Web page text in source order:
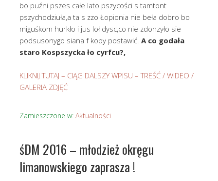
bo puźni pszes całe lato pszycości s tamtont
pszychodziuła,a ta s zzo Łopionia nie beła dobro bo
miguśkom hurkło i jus loł dysc,co nie zdonzyło sie
podsusonygo siana f kopy postawić. A co godała
staro Kospszycka ło cyrfcu?,
KLIKNIJ TUTAJ – CIĄG DALSZY WPISU – TREŚĆ / WIDEO /
GALERIA ZDJĘĆ
Zamieszczone w: Aktualności
śDM 2016 – młodzież okręgu
limanowskiego zaprasza !